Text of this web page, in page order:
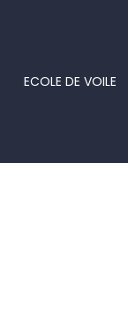
ECOLE DE VOILE